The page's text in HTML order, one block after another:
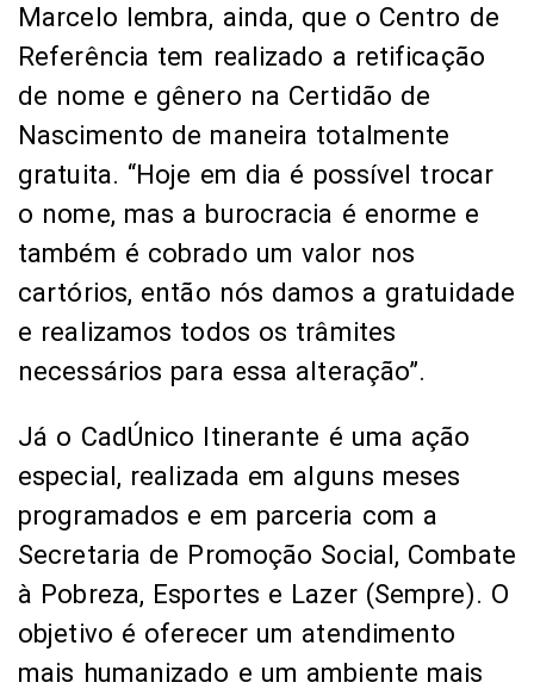
Marcelo lembra, ainda, que o Centro de
Referência tem realizado a retificação
de nome e gênero na Certidão de
Nascimento de maneira totalmente
gratuita. “Hoje em dia é possível trocar
o nome, mas a burocracia é enorme e
também é cobrado um valor nos
cartórios, então nós damos a gratuidade
e realizamos todos os trâmites
necessários para essa alteração”.
Já o CadÚnico Itinerante é uma ação
especial, realizada em alguns meses
programados e em parceria com a
Secretaria de Promoção Social, Combate
à Pobreza, Esportes e Lazer (Sempre). O
objetivo é oferecer um atendimento
mais humanizado e um ambiente mais